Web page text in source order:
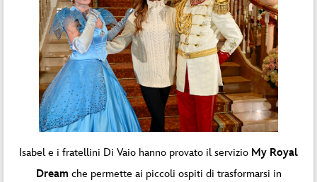
Isabel e i fratellini Di Vaio hanno provato il servizio My Royal
Dream che permette ai piccoli ospiti di trasformarsi in